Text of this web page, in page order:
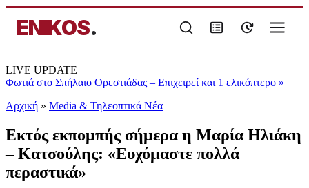
ENIKOS.
LIVE UPDATE
Φωτιά στο Σπήλαιο Ορεστιάδας – Επιχειρεί και 1 ελικόπτερο »
Αρχική » Media & Τηλεοπτικά Νέα
Εκτός εκπομπής σήμερα η Μαρία Ηλιάκη
– Κατσούλης: «Ευχόμαστε πολλά
περαστικά»